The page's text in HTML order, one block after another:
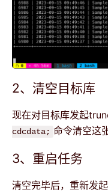
2、清空目标库
现在对目标库发起
cdcdata; 命令清空这
3、重启任务
清空完毕后，重新发